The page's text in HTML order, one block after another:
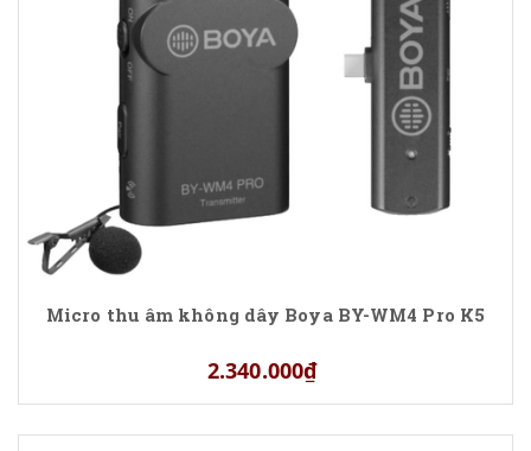
Micro thu âm không dây Boya BY-WM4 Pro K5
2.340.000₫